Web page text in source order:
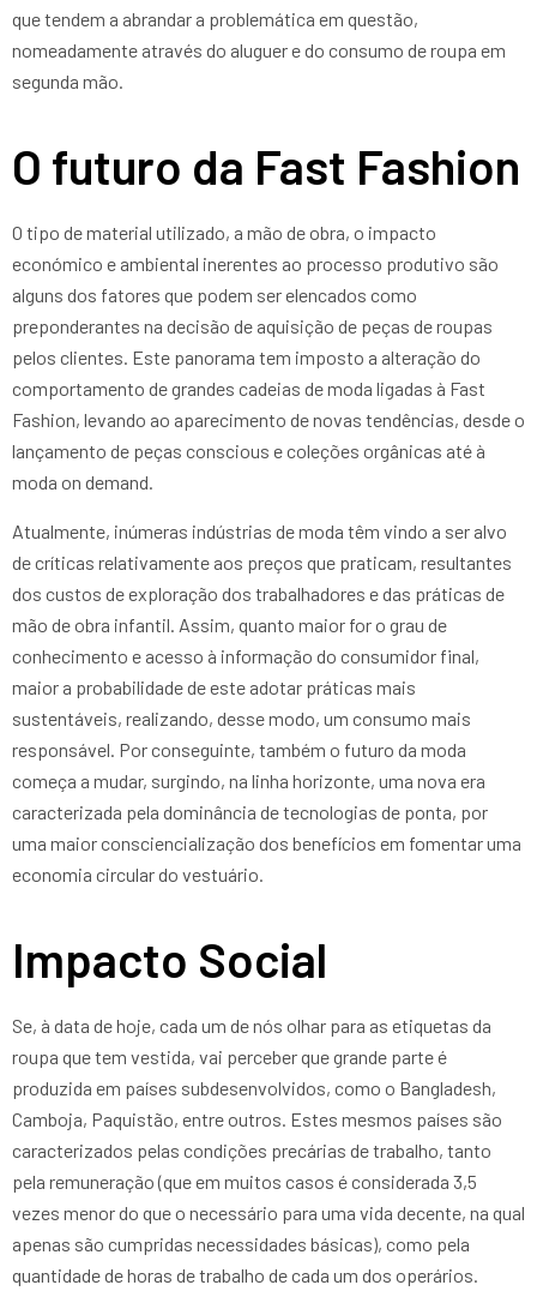
que tendem a abrandar a problemática em questão,
nomeadamente através do aluguer e do consumo de roupa em
segunda mão.
O futuro da Fast Fashion
O tipo de material utilizado, a mão de obra, o impacto
económico e ambiental inerentes ao processo produtivo são
alguns dos fatores que podem ser elencados como
preponderantes na decisão de aquisição de peças de roupas
pelos clientes. Este panorama tem imposto a alteração do
comportamento de grandes cadeias de moda ligadas à Fast
Fashion, levando ao aparecimento de novas tendências, desde o
lançamento de peças conscious e coleções orgânicas até à
moda on demand.
Atualmente, inúmeras indústrias de moda têm vindo a ser alvo
de críticas relativamente aos preços que praticam, resultantes
dos custos de exploração dos trabalhadores e das práticas de
mão de obra infantil. Assim, quanto maior for o grau de
conhecimento e acesso à informação do consumidor final,
maior a probabilidade de este adotar práticas mais
sustentáveis, realizando, desse modo, um consumo mais
responsável. Por conseguinte, também o futuro da moda
começa a mudar, surgindo, na linha horizonte, uma nova era
caracterizada pela dominância de tecnologias de ponta, por
uma maior consciencialização dos benefícios em fomentar uma
economia circular do vestuário.
Impacto Social
Se, à data de hoje, cada um de nós olhar para as etiquetas da
roupa que tem vestida, vai perceber que grande parte é
produzida em países subdesenvolvidos, como o Bangladesh,
Camboja, Paquistão, entre outros. Estes mesmos países são
caracterizados pelas condições precárias de trabalho, tanto
pela remuneração (que em muitos casos é considerada 3,5
vezes menor do que o necessário para uma vida decente, na qual
apenas são cumpridas necessidades básicas), como pela
quantidade de horas de trabalho de cada um dos operários.